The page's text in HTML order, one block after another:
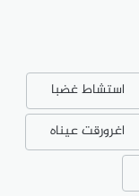
استشاط غضبا
اغرورقت عيناه